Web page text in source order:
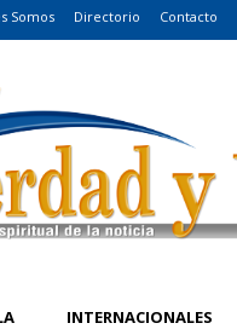
Somos Directorio Contacto
INTERNACIONALES